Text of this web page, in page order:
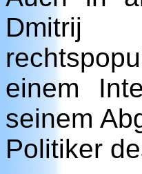
Dmitrij
einem
seinem
Politiker